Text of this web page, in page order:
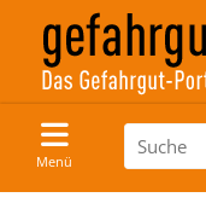
Menü